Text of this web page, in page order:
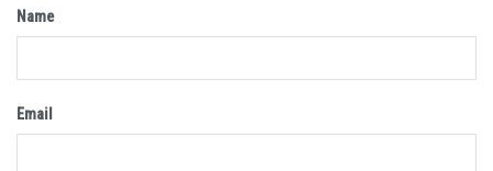
Name
Email